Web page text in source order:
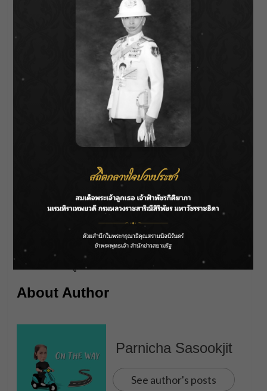
ทั้งนี้สามารถติดตามข่าวสารความเคลื่อนไหวของ
ทันตกรรมทรูทเดนทัลได้ที่ www.truthdental.com
About Author
Parnicha Sasookjit
See author's posts